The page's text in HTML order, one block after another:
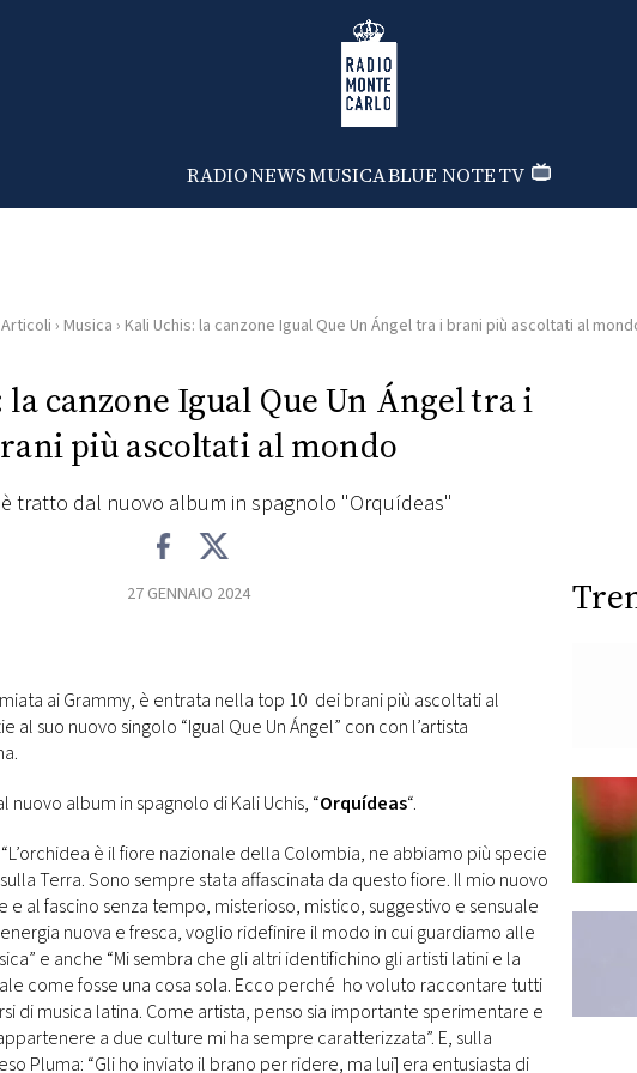
Radio Monte Carlo
RADIONEWSMUSICABLUE NOTETV
Articoli › Musica › Kali Uchis: la canzone Igual Que Un Ángel tra i brani più ascoltati al
canzone Igual Que Un Ángel tra i
più ascoltati al mondo
tratto dal nuovo album in spagnolo "Orquídeas"
27 GENNAIO 2024
ai Grammy, è entrata nella top 10 dei brani più ascoltati al
al suo nuovo singolo “Igual Que Un Ángel” con con l’artista
nuovo album in spagnolo di Kali Uchis, “Orquídeas“.
“L’orchidea è il fiore nazionale della Colombia, ne abbiamo più specie
Terra. Sono sempre stata affascinata da questo fiore. Il mio nuovo
e al fascino senza tempo, misterioso, mistico, suggestivo e sensuale
nuova e fresca, voglio ridefinire il modo in cui guardiamo alle
e anche “Mi sembra che gli altri identifichino gli artisti latini e la
come fosse una cosa sola. Ecco perché ho voluto raccontare tutti
di musica latina. Come artista, penso sia importante sperimentare e
a due culture mi ha sempre caratterizzata”. E, sulla
Pluma: “Gli ho inviato il brano per ridere, ma lui] era entusiasta di